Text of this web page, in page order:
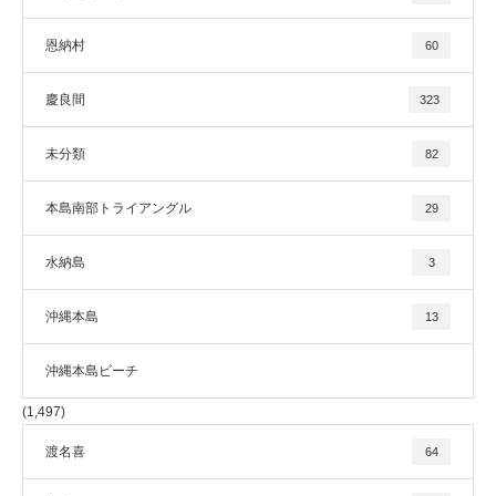
恩納村 60
慶良間 323
未分類 82
本島南部トライアングル 29
水納島 3
沖縄本島 13
沖縄本島ビーチ
(1,497)
渡名喜 64